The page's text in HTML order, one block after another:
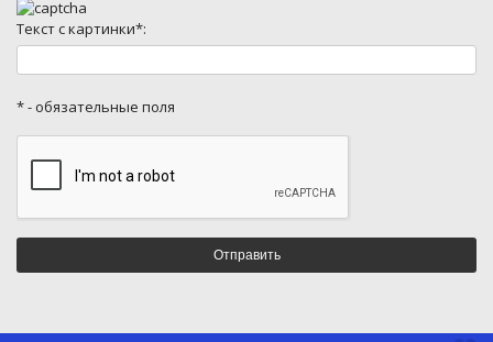
Текст с картинки*:
* - обязательные поля